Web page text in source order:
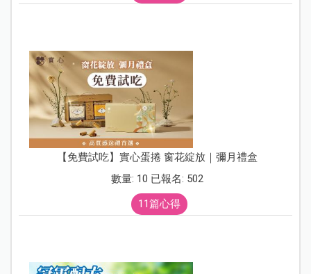
【免費試吃】實心蛋捲 窗花綻放｜彌月禮盒
數量: 10 已報名: 502
11篇心得